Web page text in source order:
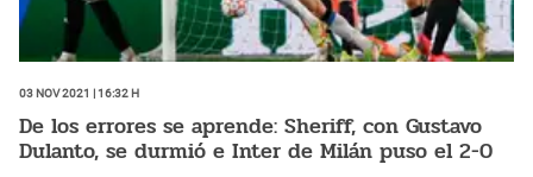
03 Nov 2021 | 16:32 h
De los errores se aprende: Sheriff, con Gustavo
Dulanto, se durmió e Inter de Milán puso el 2-0